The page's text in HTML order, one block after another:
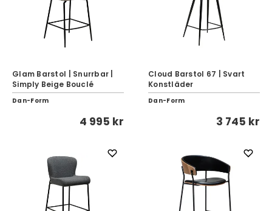
Glam Barstol | Snurrbar |
Simply Beige Bouclé
Dan-Form
4 995 kr
Cloud Barstol 67 | Svart
Konstläder
Dan-Form
3 745 kr